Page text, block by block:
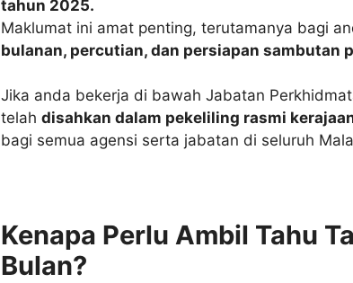
tahun 2025.
Maklumat ini amat penting, terutamanya bagi
bulanan, percutian, dan persiapan sambutan
Jika anda bekerja di bawah Jabatan
telah disahkan dalam pekeliling rasmi
bagi semua agensi serta jabatan di seluruh
Kenapa Perlu Ambil Tahu
Bulan?